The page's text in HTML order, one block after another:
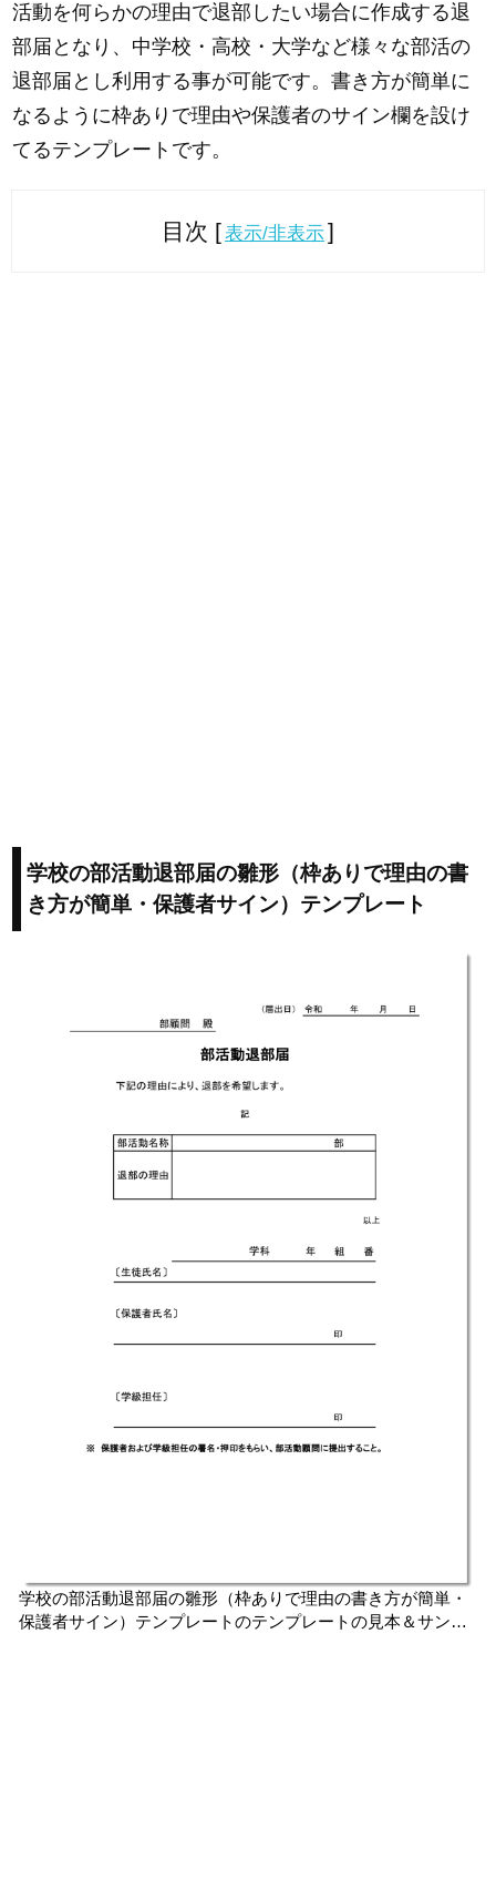
活動を何らかの理由で退部したい場合に作成する退
部届となり、中学校・高校・大学など様々な部活の
退部届とし利用する事が可能です。書き方が簡単に
なるように枠ありで理由や保護者のサイン欄を設け
てるテンプレートです。
目次 [表示/非表示]
学校の部活動退部届の雛形（枠ありで理由の書
き方が簡単・保護者サイン）テンプレート
学校の部活動退部届の雛形（枠ありで理由の書き方が簡単・
保護者サイン）テンプレートのテンプレートの見本＆サンプ